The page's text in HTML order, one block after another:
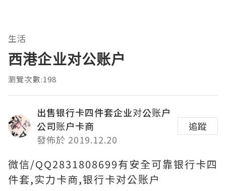
生活
西港企业对公账户
瀏覽次數:198
出售银行卡四件套企业对公账户
公司账户卡商
發佈於 2019.12.20
追蹤
微信/QQ2831808699有安全可靠银行卡四
件套,实力卡商,银行卡对公账户